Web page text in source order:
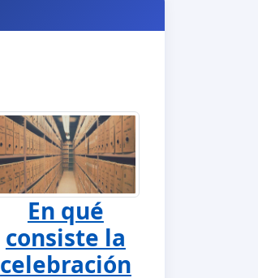
En qué
consiste la
celebración